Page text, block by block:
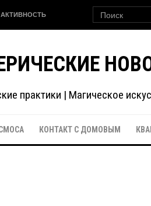
АКТИВНОСТЬ
практики | Магическое
КОНТАКТ С ДОМОВЫМ